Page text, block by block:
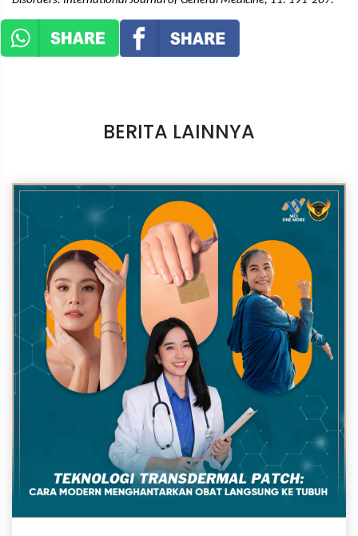
BERITA LAINNYA